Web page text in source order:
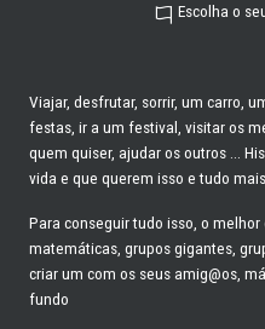
Escolha o
Viajar, desfrutar, sorrir, um carro,
festas, ir a um festival, visitar os
quem quiser, ajudar os outros ...
vida e que querem isso e tudo mais
Para conseguir tudo isso, o
matemáticas, grupos gigantes,
criar um com os seus amig@os,
fundo